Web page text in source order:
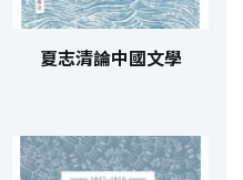
夏志清論中國文學